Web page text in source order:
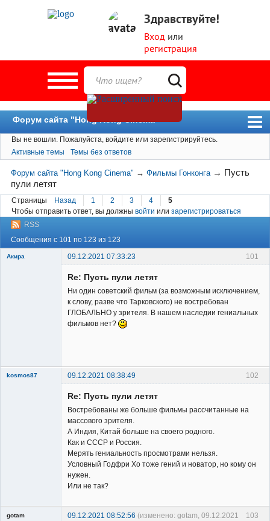
Здравствуйте!
Вход или
регистрация
Форум сайта "Hong Kong Cinema"
Форум
Новости
Пользователи
Поиск
Вы не вошли. Пожалуйста, войдите или зарегистрируйтесь.
Активные темы
Темы без ответов
Форум сайта "Hong Kong Cinema" →Фильмы Гонконга → Пусть
пули летят
Страницы Назад 1 2 3 4
5
Чтобы отправить ответ, вы должны войти или зарегистрироваться
RSS
Сообщения с 101 по 123 из 123
101
Акира 09.12.2021 07:33:23
Re: Пусть пули летят
Ни один советский фильм (за возможным исключением,
к слову, разве что Тарковского) не востребован
ГЛОБАЛЬНО у зрителя. В нашем наследии гениальных
фильмов нет?
102
kosmos87 09.12.2021 08:38:49
Re: Пусть пули летят
Востребованы же больше фильмы рассчитанные на
массового зрителя.
А Индия, Китай больше на своего родного.
Как и СССР и Россия.
Мерять гениальность просмотрами нельзя.
Условный Годфри Хо тоже гений и новатор, но кому он
нужен.
Или не так?
103
gotam 09.12.2021 08:52:56 (изменено: gotam, 09.12.2021